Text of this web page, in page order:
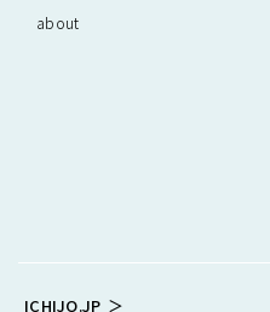
about
ICHIJO.JP